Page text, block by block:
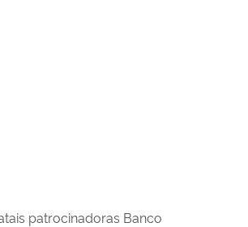
patrocinadoras Banco